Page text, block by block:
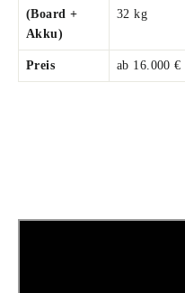
(Board +
Akku)
32 kg
Preis ab 16.000 €